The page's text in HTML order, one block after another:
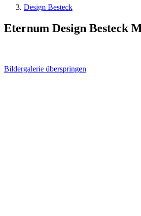
Design Besteck
Eternum Design Besteck
Bildergalerie überspringen